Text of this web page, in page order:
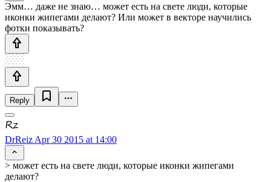
Эмм… даже не знаю… может есть на свете люди, которые
иконки жипегами делают? Или может в векторе научились
фотки показывать?
Reply
DrReiz Apr 30 2015 at 14:00
> может есть на свете люди, которые иконки жипегами
делают?